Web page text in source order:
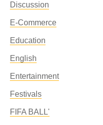
Discussion
E-Commerce
Education
English
Entertainment
Festivals
FIFA BALL'